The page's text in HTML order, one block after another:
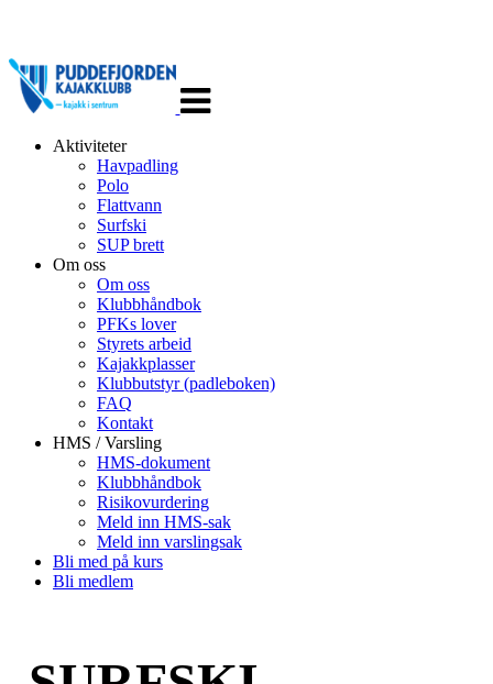
navigasjon
Aktiviteter
Havpadling
Polo
Flattvann
Surfski
SUP brett
Om oss
Om oss
Klubbhåndbok
PFKs lover
Styrets arbeid
Kajakkplasser
Klubbutstyr (padleboken)
FAQ
Kontakt
HMS / Varsling
HMS-dokument
Klubbhåndbok
Risikovurdering
Meld inn HMS-sak
Meld inn varslingsak
Bli med på kurs
Bli medlem